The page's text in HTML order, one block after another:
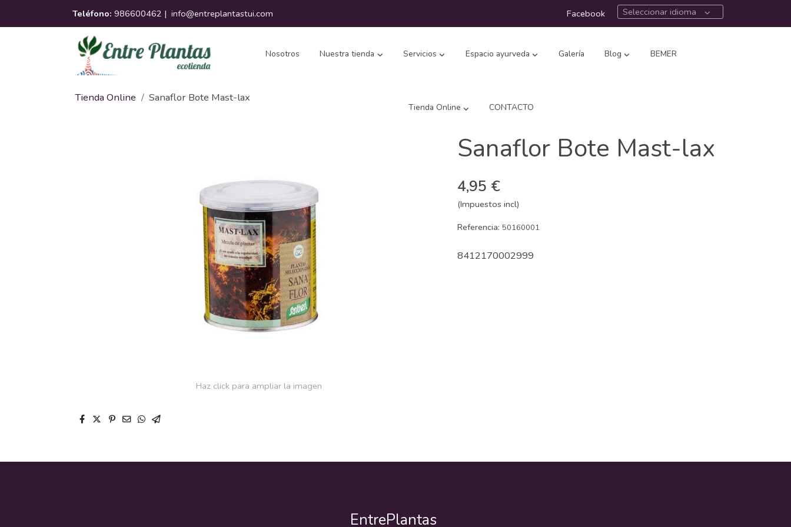
Teléfono: 986600462 | info@entreplantastui.com Facebook Seleccionar idioma
Nosotros Nuestra tienda Servicios Espacio ayurveda Galería Blog BEMER
Tienda Online CONTACTO
Tienda Online Sanaflor Bote Mast-lax
Haz click para ampliar la imagen
Sanaflor Bote Mast-lax
4,95 €
(Impuestos incl)
Referencia: 50160001
8412170002999
EntrePlantas